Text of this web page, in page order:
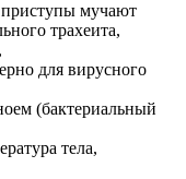
приступы мучают
трахеита,
для вирусного
(бактериальный
тела,